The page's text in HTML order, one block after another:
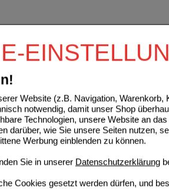
Website (z.B. Navigation, Warenkorb,
notwendig, damit unser Shop
Technologien, unsere Website an
darüber, wie Sie unsere Seiten nutzen,
Werbung einblenden zu können.
Sie in unserer Datenschutzerklärung
Cookies gesetzt werden dürfen, und